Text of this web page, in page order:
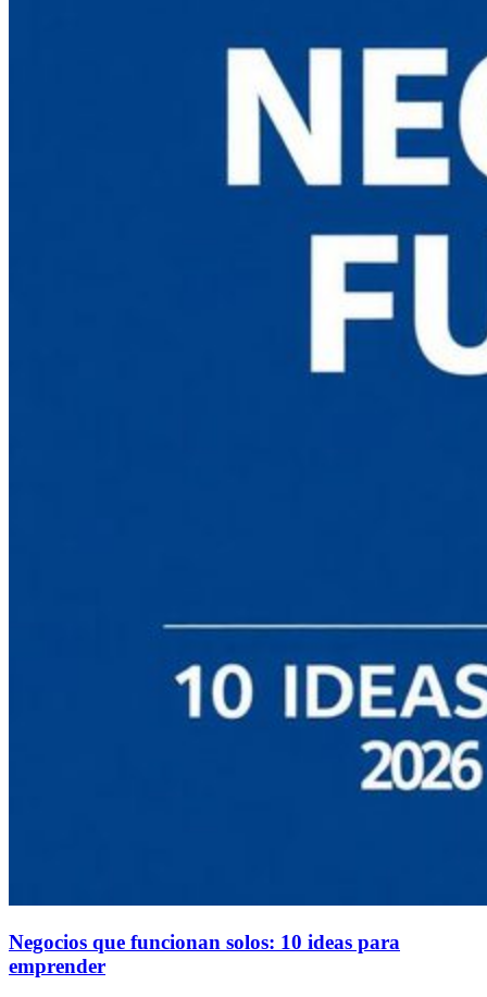
Negocios que funcionan solos: 10 ideas para
emprender